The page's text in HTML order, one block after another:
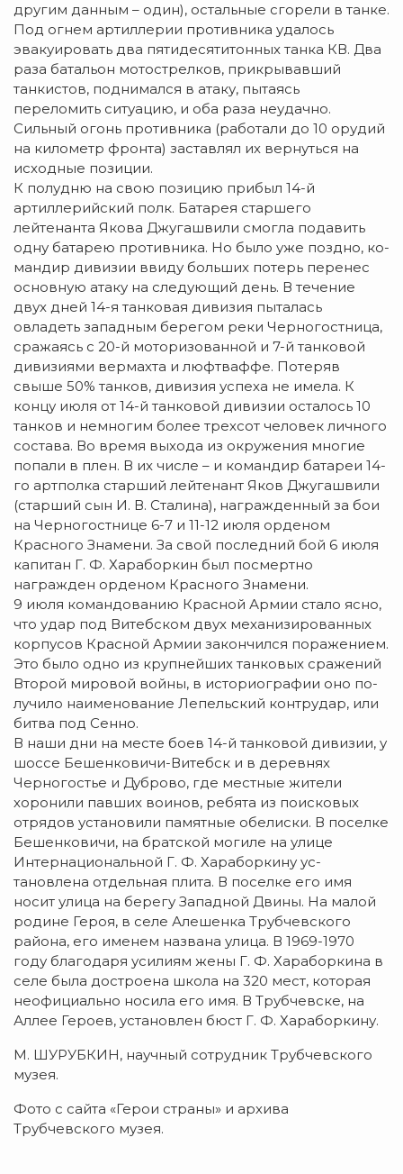
другим данным – один), ос­тальные сгорели в танке.
Под огнем артиллерии противника удалось
эвакуировать два пятидесятитонных танка КВ. Два
раза батальон мотострелков, прикрывавший
танкистов, поднимался в атаку, пытаясь
переломить ситуацию, и оба раза неудачно.
Сильный огонь противника (работали до 10 орудий
на километр фронта) за­ставлял их вернуться на
исходные по­зиции.
К по­лудню на свою по­зицию прибыл 14-й
артиллерийский полк. Батарея старшего
лейтенанта Якова Джугашвили смогла подавить
одну батарею противника. Но было уже поздно, ко­
мандир дивизии ввиду больших по­терь перенес
основную атаку на следующий день. В течение
двух дней 14-я танковая дивизия пыталась
овладеть западным берегом реки Черногостница,
сражаясь с 20-й моторизованной и 7-й танковой
дивизиями вермахта и люфтваффе. Потеряв
свыше 50% танков, дивизия успеха не имела. К
концу июля от 14-й танковой дивизии осталось 10
танков и не­многим более трехсот человек личного
состава. Во время выхода из окружения многие
попали в плен. В их числе – и командир батареи 14-
го артполка старший лейтенант Яков Джугашвили
(старший сын И. В. Сталина), награжденный за бои
на Черногостнице 6-7 и 11-12 июля орденом
Красного Знамени. За свой последний бой 6 июля
капитан Г. Ф. Хараборкин был посмертно
награжден орденом Красного Знамени.
9 июля командованию Красной Армии стало ясно,
что удар под Витебском двух механизированных
корпусов Красной Армии закончился поражением.
Это было одно из крупнейших танковых сражений
Второй мировой войны, в историографии оно по­
лучило наименование Ле­пельский контрудар, или
битва под Сенно.
В наши дни на месте бо­ев 14-й танковой дивизии, у
шоссе Бе­шенковичи-Витебск и в деревнях
Черногостье и Дуброво, где местные жители
хоронили павших воинов, ребята из по­ис­ковых
отрядов установили памятные обелиски. В поселке
Бешенковичи, на братской могиле на улице
Интернациональной Г. Ф. Ха­раборкину ус­
тановлена отдельная плита. В по­селке его имя
носит улица на берегу Западной Двины. На малой
родине Ге­роя, в селе Алешенка Трубчевского
района, его именем на­звана улица. В 1969-1970
году благодаря уси­лиям же­ны Г. Ф. Ха­раборкина в
селе была до­строена школа на 320 мест, которая
неофициально носила его имя. В Трубчевске, на
Аллее Героев, установлен бюст Г. Ф. Хараборкину.
М. ШУРУБКИН, научный сотрудник Трубчевского
музея.
Фото с сайта «Герои страны» и архива
Трубчевского музея.